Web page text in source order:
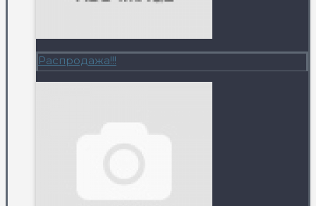
Распродажа!!!